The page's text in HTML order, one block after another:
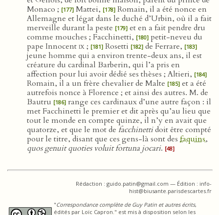
Monaco ; [177] Mattei, [178] Romain, il a été nonce en
Allemagne et légat dans le duché d’Urbin, où il a fait
merveille durant la peste [179] et en a fait pendre dru
comme mouches ; Facchinetti, [180] petit-neveu du
pape Innocentix ; [181] Rosetti [182] de Ferrare, [183]
jeune homme qui a environ trente-deux ans, il est
créature du cardinal Barberin, qui l’a pris en
affection pour lui avoir dédié ses thèses ; Altieri, [184]
Romain, il a un frère chevalier de Malte [185] et a été
autrefois nonce à Florence ; et ainsi des autres. M. de
Bautru [186] range ces cardinaux d’une autre façon : il
met Facchinetti le premier et dit après qu’au lieu que
tout le monde en compte quinze, il n’y en avait que
quatorze, et que le mot de facchinettidoit être compté
pour le titre, disant que ces gens-là sont des faquins,
quos genuit quoties voluit fortuna jocari. [48]
Rédaction : guido.patin@gmail.com — Édition : info-
hist@biusante.parisdescartes.fr
"Correspondance complète de Guy Patin et autres écrits,
édités par Loïc Capron." est mis à disposition selon les